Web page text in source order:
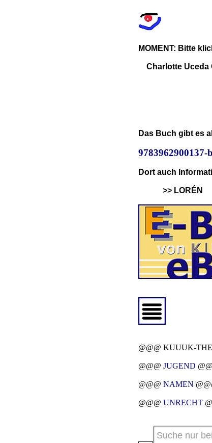
MOMENT: Bitte
Charlotte Uceda
Das Buch gibt es
9783962900137-
Dort auch
>> LORÉN
@@@ KUUUK-
@@@ JUGEND
@@@ NAMEN
@@@ UNRECHT